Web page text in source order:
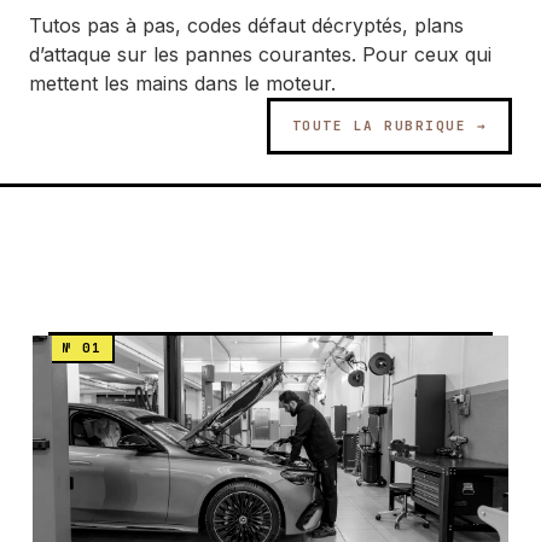
Tutos pas à pas, codes défaut décryptés, plans
d’attaque sur les pannes courantes. Pour ceux qui
mettent les mains dans le moteur.
TOUTE LA RUBRIQUE →